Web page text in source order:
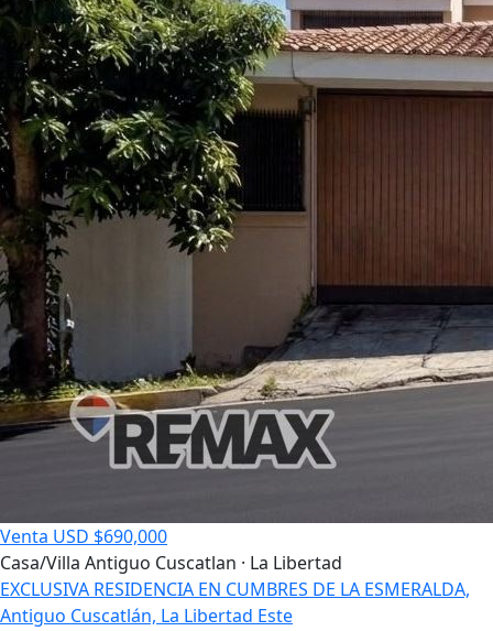
Venta USD $690,000
Casa/Villa Antiguo Cuscatlan · La Libertad
EXCLUSIVA RESIDENCIA EN CUMBRES DE LA ESMERALDA,
Antiguo Cuscatlán, La Libertad Este